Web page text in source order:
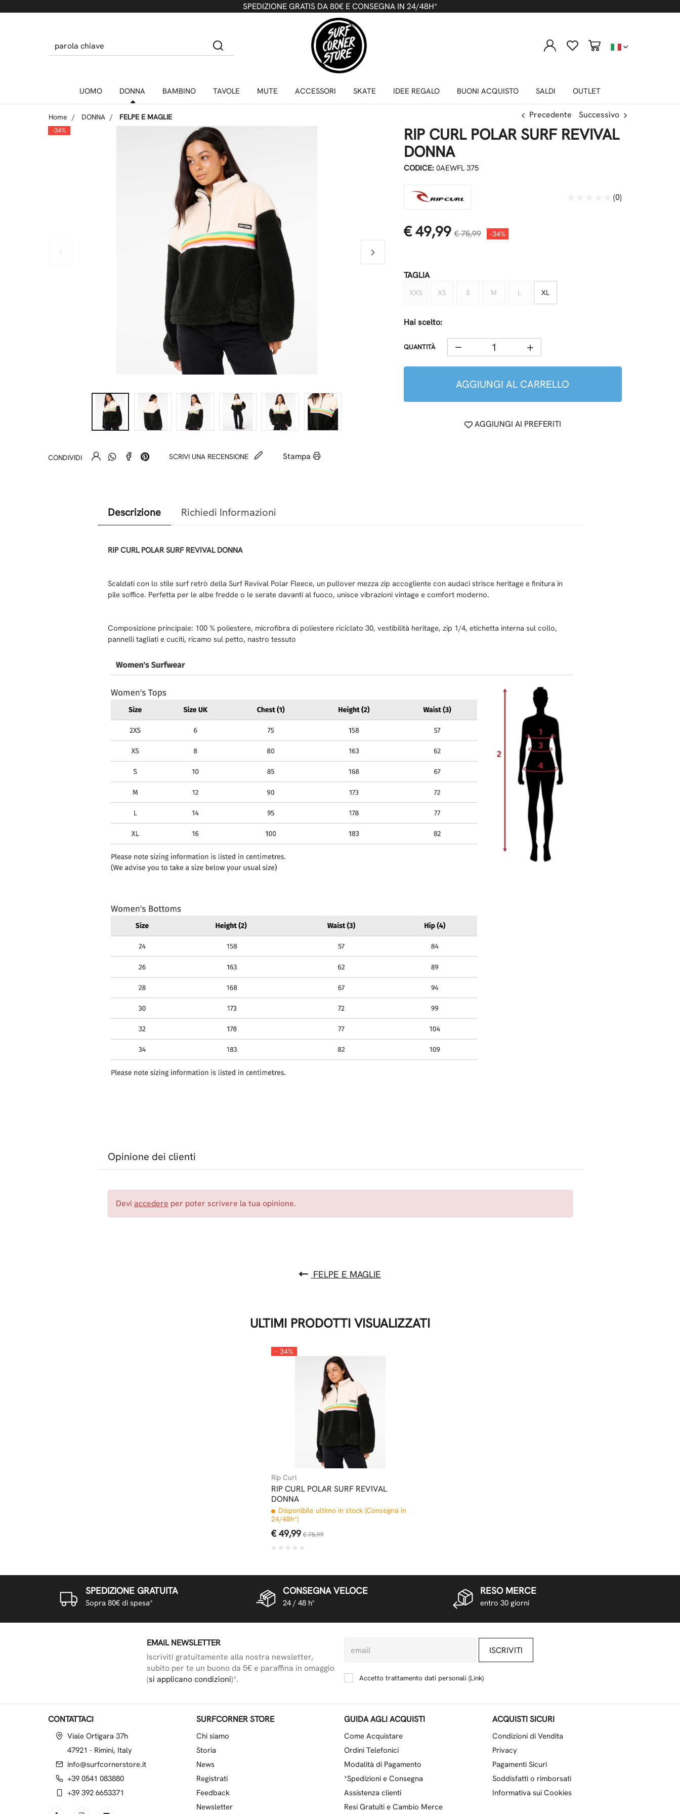
SPEDIZIONE GRATIS DA 80€ E CONSEGNA IN 24/48H*
UOMO DONNA BAMBINO TAVOLE MUTE ACCESSORI SKATE IDEE REGALO BUONI ACQUISTO SALDI OUTLET
Home DONNA FELPE E MAGLIE Precedente Successivo
-34%
CONDIVIDI SCRIVI UNA RECENSIONE Stampa
RIP CURL POLAR SURF REVIVAL
DONNA
CODICE:0AEWFL 375
(0)
€ 49,99 € 75,99 -34%
TAGLIA
XXS XS S M L XL
Hai scelto:
QUANTITÀ
AGGIUNGI AL CARRELLO
AGGIUNGI AI PREFERITI
Descrizione Richiedi Informazioni
RIP CURL POLAR SURF REVIVAL DONNA
Scaldati con lo stile surf retrò della Surf Revival Polar Fleece, un pullover mezza zip accogliente con audaci strisce heritage e finitura in
pile soffice. Perfetta per le albe fredde o le serate davanti al fuoco, unisce vibrazioni vintage e comfort moderno.
Composizione principale: 100 % poliestere, microfibra di poliestere riciclato 30, vestibilità heritage, zip 1/4, etichetta interna sul collo,
pannelli tagliati e cuciti, ricamo sul petto, nastro tessuto
Opinione dei clienti
Devi accedere per poter scrivere la tua opinione.
FELPE E MAGLIE
ULTIMI PRODOTTI VISUALIZZATI
- 34%
Rip Curl
RIP CURL POLAR SURF REVIVAL
DONNA
Disponibile ultimo in stock (Consegna in
24/48h*)
€ 49,99 € 75,99
SPEDIZIONE GRATUITA
Sopra 80€ di spesa*
CONSEGNA VELOCE
24 / 48 h*
RESO MERCE
entro 30 giorni
EMAIL NEWSLETTER
Iscriviti gratuitamente alla nostra newsletter,
subito per te un buono da 5€ e paraffina in omaggio
(si applicano condizioni)*.
ISCRIVITI
Accetto trattamento dati personali (Link)
CONTATTACI
Viale Ortigara 37h
47921 - Rimini, Italy
info@surfcornerstore.it
+39 0541 083880
+39 392 6653371
SURFCORNER STORE
Chi siamo
Storia
News
Registrati
Feedback
Newsletter
GUIDA AGLI ACQUISTI
Come Acquistare
Ordini Telefonici
Modalità di Pagamento
*Spedizioni e Consegna
Assistenza clienti
Resi Gratuiti e Cambio Merce
ACQUISTI SICURI
Condizioni di Vendita
Privacy
Pagamenti Sicuri
Soddisfatti o rimborsati
Informativa sui Cookies